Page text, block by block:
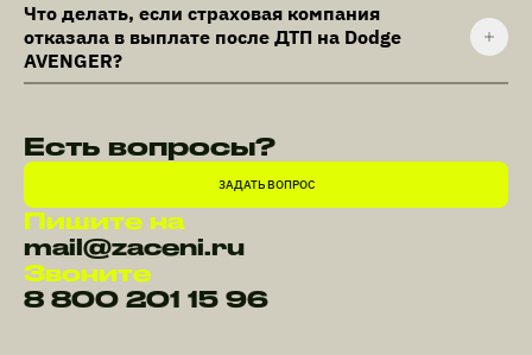
Что делать, если страховая компания
отказала в выплате после ДТП на Dodge
AVENGER?
Есть вопросы?
ЗАДАТЬ ВОПРОС
Пишите на
mail@zaceni.ru
Звоните
8 800 201 15 96